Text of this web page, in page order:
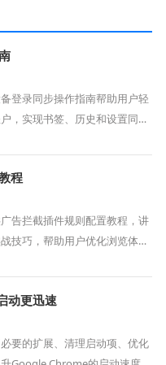
登录同步操作指南帮助用户轻
，实现书签、历史和设置同
程
告拦截插件规则配置教程，讲
技巧，帮助用户优化浏览体验
动更迅速
要的扩展、清理启动项、优化